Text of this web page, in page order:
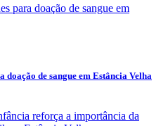
de sangue em Estância Velha